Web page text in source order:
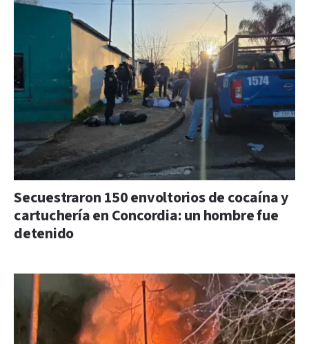
Secuestraron 150 envoltorios de cocaína y
cartuchería en Concordia: un hombre fue
detenido